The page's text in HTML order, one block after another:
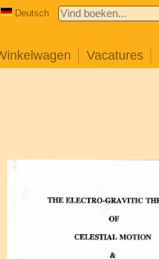
Deutsch
Vacatures